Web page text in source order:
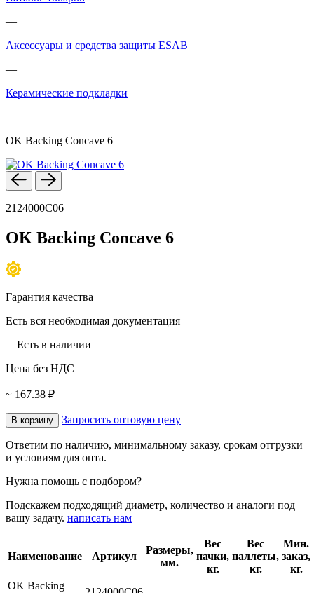
—
Аксессуары и средства защиты ESAB
—
Керамические подкладки
—
OK Backing Concave 6
2124000C06
OK Backing Concave 6
Гарантия качества
Есть вся необходимая документация
Есть в наличии
Цена без НДС
~ 167.38 ₽
В корзину Запросить оптовую цену
Ответим по наличию, минимальному заказу, срокам отгрузки
и условиям для опта.
Нужна помощь с подбором?
Подскажем подходящий диаметр, количество и аналоги под
вашу задачу. написать нам
Наименование Артикул
Размеры,
мм.
Вес
пачки,
кг.
Вес
паллеты,
кг.
Мин.
заказ,
кг.
OK Backing